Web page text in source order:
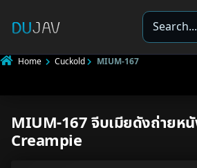
e
a
Home Cuckold MIUM-167
Underage
Not Porn
MIUM-167 จีบเมียดังถ่ายหนั
Creampie